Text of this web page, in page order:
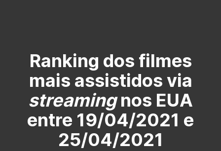
Ranking dos filmes
mais assistidos via
streamingnos EUA
entre 19/04/2021 e
25/04/2021